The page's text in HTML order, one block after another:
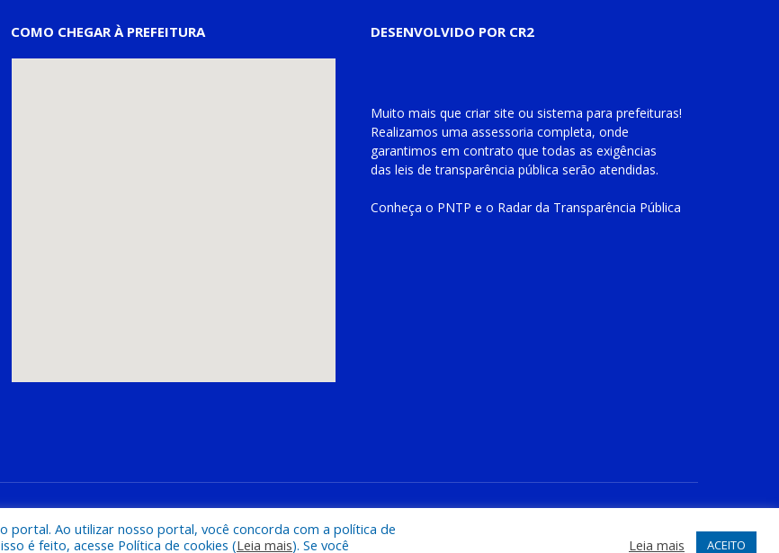
COMO CHEGAR À PREFEITURA DESENVOLVIDO POR CR2
Muito mais que criar site ou sistema para prefeituras!
Realizamos uma assessoria completa, onde
garantimos em contrato que todas as exigências
das leis de transparência pública serão atendidas.
Conheça o PNTP e o Radar da Transparência Pública
portal. Ao utilizar nosso portal, você concorda com a política de
é feito, acesse Política de cookies (Leia mais). Se você
Leia mais ACEITO